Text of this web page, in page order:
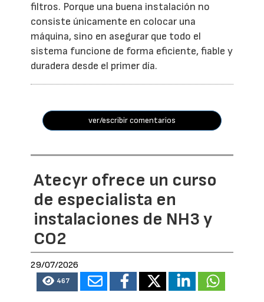
filtros. Porque una buena instalación no
consiste únicamente en colocar una
máquina, sino en asegurar que todo el
sistema funcione de forma eficiente, fiable y
duradera desde el primer día.
ver/escribir comentarios
Atecyr ofrece un curso
de especialista en
instalaciones de NH3 y
CO2
29/07/2026
467